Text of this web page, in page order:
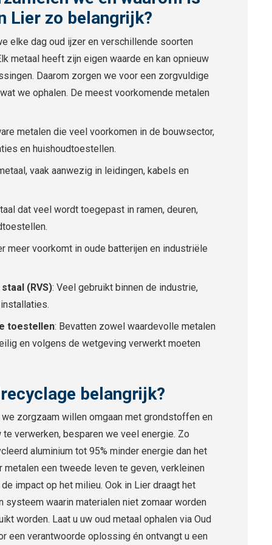
Lier zo belangrijk?
elke dag oud ijzer en verschillende soorten
metaal heeft zijn eigen waarde en kan opnieuw
Daarom zorgen we voor een zorgvuldige
we ophalen. De meest voorkomende metalen
metalen die veel voorkomen in de bouwsector,
en huishoudtoestellen.
vaak aanwezig in leidingen, kabels en
dat veel wordt toegepast in ramen, deuren,
meer voorkomt in oude batterijen en industriële
(RVS): Veel gebruikt binnen de industrie,
toestellen: Bevatten zowel waardevolle metalen
en volgens de wetgeving verwerkt moeten
belangrijk?
zorgzaam willen omgaan met grondstoffen en
verwerken, besparen we veel energie. Zo
aluminium tot 95% minder energie dan het
metalen een tweede leven te geven, verkleinen
impact op het milieu. Ook in Lier draagt het
systeem waarin materialen niet zomaar worden
worden. Laat u uw oud metaal ophalen via Oud
een verantwoorde oplossing én ontvangt u een